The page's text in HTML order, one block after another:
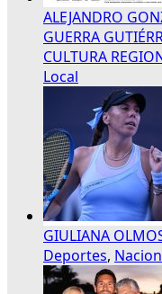
ALEJANDRO
GUERRA
CULTURA
Local
GIULIANA
Deportes,